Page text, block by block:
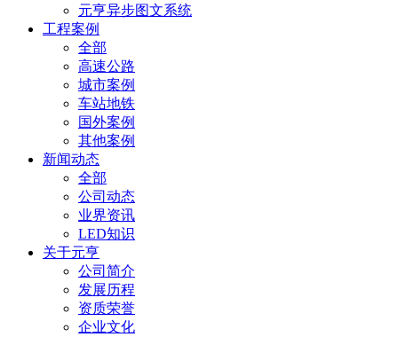
元亨异步图文系统
工程案例
全部
高速公路
城市案例
车站地铁
国外案例
其他案例
新闻动态
全部
公司动态
业界资讯
LED知识
关于元亨
公司简介
发展历程
资质荣誉
企业文化